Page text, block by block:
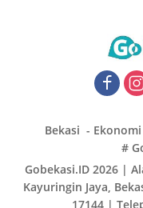
Bekasi
#
Gobekasi.ID 2026 |
Kayuringin Jaya,
17144 |